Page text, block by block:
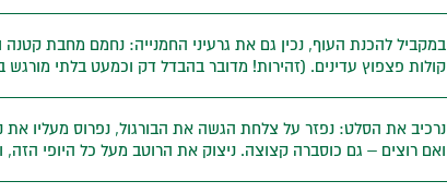
במקביל להכנת העוף, נכין גם את גרעיני החמנייה: נחמם מחבת
קולות פצפוץ עדינים. (זהירות! מדובר בהבדל דק וכמעט בלתי
נרכיב את הסלט: נפזר על צלחת הגשה את הבורגול, נפרוס מעליו את
ואם רוצים – גם כוסברה קצוצה. ניצוק את הרוטב מעל כל היופי הזה,